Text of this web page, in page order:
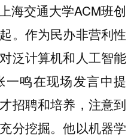
海交通大学ACM班创
。作为民办非营利性
泛计算机和人工智能
一鸣在现场发言中提
招聘和培养，注意到
分挖掘。他以机器学